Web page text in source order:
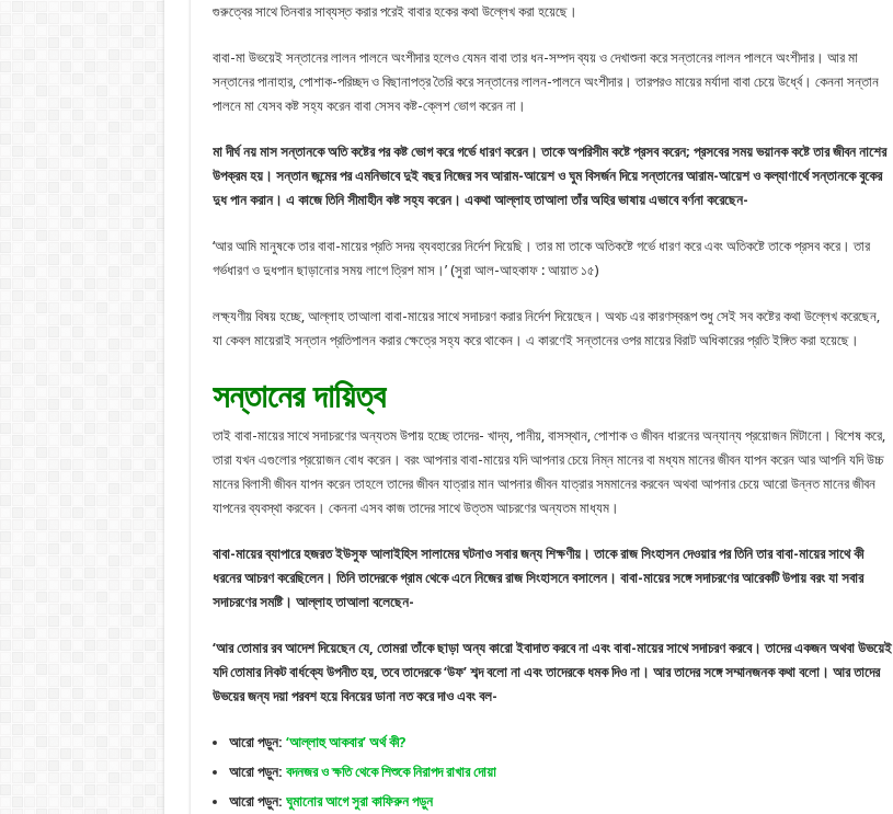
গুরুত্বের সাথে তিনবার সাব্যস্ত করার পরেই বাবার হকের কথা উল্লেখ করা হয়েছে।
বাবা-মা উভয়েই সন্তানের লালন পালনে অংশীদার হলেও যেমন বাবা তার ধন-সম্পদ ব্যয় ও দেখাশুনা করে সন্তানের লালন পালনে অংশীদার। আর মা
সন্তানের পানাহার, পোশাক-পরিচ্ছদ ও বিছানাপত্র তৈরি করে সন্তানের লালন-পালনে অংশীদার। তারপরও মায়ের মর্যাদা বাবা চেয়ে উর্ধ্বে। কেননা সন্তান
পালনে মা যেসব কষ্ট সহ্য করেন বাবা সেসব কষ্ট-ক্লেশ ভোগ করেন না।
মা দীর্ঘ নয় মাস সন্তানকে অতি কষ্টের পর কষ্ট ভোগ করে গর্ভে ধারণ করেন। তাকে অপরিসীম কষ্টে প্রসব করেন; প্রসবের সময় ভয়ানক কষ্টে তার জীবন নাশের
উপক্রম হয়। সন্তান জন্মের পর এমনিভাবে দুই বছর নিজের সব আরাম-আয়েশ ও ঘুম বিসর্জন দিয়ে সন্তানের আরাম-আয়েশ ও কল্যাণার্থে সন্তানকে বুকের
দুধ পান করান। এ কাজে তিনি সীমাহীন কষ্ট সহ্য করেন। একথা আল্লাহ তাআলা তাঁর অহির ভাষায় এভাবে বর্ণনা করেছেন-
‘আর আমি মানুষকে তার বাবা-মায়ের প্রতি সদয় ব্যবহারের নির্দেশ দিয়েছি। তার মা তাকে অতিকষ্টে গর্ভে ধারণ করে এবং অতিকষ্টে তাকে প্রসব করে। তার
গর্ভধারণ ও দুধপান ছাড়ানোর সময় লাগে ত্রিশ মাস।’ (সুরা আল-আহকাফ : আয়াত ১৫)
লক্ষ্যণীয় বিষয় হচ্ছে, আল্লাহ তাআলা বাবা-মায়ের সাথে সদাচরণ করার নির্দেশ দিয়েছেন। অথচ এর কারণস্বরূপ শুধু সেই সব কষ্টের কথা উল্লেখ করেছেন,
যা কেবল মায়েরাই সন্তান প্রতিপালন করার ক্ষেত্রে সহ্য করে থাকেন। এ কারণেই সন্তানের ওপর মায়ের বিরাট অধিকারের প্রতি ইঙ্গিত করা হয়েছে।
সন্তানের দায়িত্ব
তাই বাবা-মায়ের সাথে সদাচরণের অন্যতম উপায় হচ্ছে তাদের- খাদ্য, পানীয়, বাসস্থান, পোশাক ও জীবন ধারনের অন্যান্য প্রয়োজন মিটানো। বিশেষ করে,
তারা যখন এগুলোর প্রয়োজন বোধ করেন। বরং আপনার বাবা-মায়ের যদি আপনার চেয়ে নিম্ন মানের বা মধ্যম মানের জীবন যাপন করেন আর আপনি যদি উচ্চ
মানের বিলাসী জীবন যাপন করেন তাহলে তাদের জীবন যাত্রার মান আপনার জীবন যাত্রার সমমানের করবেন অথবা আপনার চেয়ে আরো উন্নত মানের জীবন
যাপনের ব্যবস্থা করবেন। কেননা এসব কাজ তাদের সাথে উত্তম আচরণের অন্যতম মাধ্যম।
বাবা-মায়ের ব্যাপারে হজরত ইউসুফ আলাইহিস সালামের ঘটনাও সবার জন্য শিক্ষণীয়। তাকে রাজ সিংহাসন দেওয়ার পর তিনি তার বাবা-মায়ের সাথে কী
ধরনের আচরণ করেছিলেন। তিনি তাদেরকে গ্রাম থেকে এনে নিজের রাজ সিংহাসনে বসালেন। বাবা-মায়ের সঙ্গে সদাচরণের আরেকটি উপায় বরং যা সবার
সদাচরণের সমষ্টি। আল্লাহ তাআলা বলেছেন-
‘আর তোমার রব আদেশ দিয়েছেন যে, তোমরা তাঁকে ছাড়া অন্য কারো ইবাদাত করবে না এবং বাবা-মায়ের সাথে সদাচরণ করবে। তাদের একজন অথবা উভয়েই
যদি তোমার নিকট বার্ধক্যে উপনীত হয়, তবে তাদেরকে ‘উফ’ শব্দ বলো না এবং তাদেরকে ধমক দিও না। আর তাদের সঙ্গে সম্মানজনক কথা বলো। আর তাদের
উভয়ের জন্য দয়া পরবশ হয়ে বিনয়ের ডানা নত করে দাও এবং বল-
আরো পড়ুন: ‘আল্লাহু আকবার’ অর্থ কী?
আরো পড়ুন: বদনজর ও ক্ষতি থেকে শিশুকে নিরাপদ রাখার দোয়া
আরো পড়ুন: ঘুমানোর আগে সুরা কাফিরুন পড়ুন